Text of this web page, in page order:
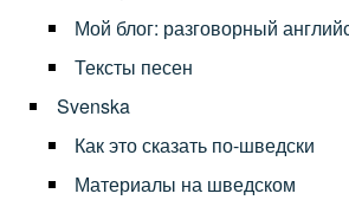
Мой блог: разговорный
Тексты песен
Svenska
Как это сказать по-шведски
Материалы на шведском